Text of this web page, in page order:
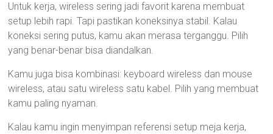
Untuk kerja, wireless sering jadi favorit karena membuat
setup lebih rapi. Tapi pastikan koneksinya stabil. Kalau
koneksi sering putus, kamu akan merasa terganggu. Pilih
yang benar-benar bisa diandalkan.
Kamu juga bisa kombinasi: keyboard wireless dan mouse
wireless, atau satu wireless satu kabel. Pilih yang membuat
kamu paling nyaman.
Kalau kamu ingin menyimpan referensi setup meja kerja,